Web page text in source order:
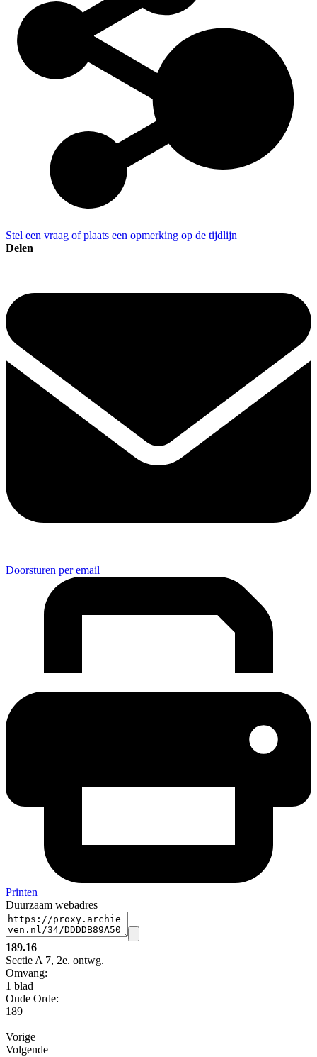
Stel een vraag of plaats een opmerking op de tijdlijn
Delen
Doorsturen per email
Printen
Duurzaam webadres
189.16
Sectie A 7, 2e. ontwg.
Omvang:
1 blad
Oude Orde:
189
Vorige
Volgende